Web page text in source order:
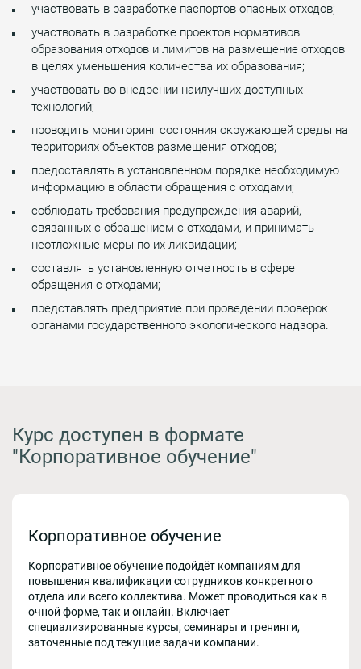
участвовать в разработке паспортов опасных отходов;
участвовать в разработке проектов нормативов
образования отходов и лимитов на размещение отходов
в целях уменьшения количества их образования;
участвовать во внедрении наилучших доступных
технологий;
проводить мониторинг состояния окружающей среды на
территориях объектов размещения отходов;
предоставлять в установленном порядке необходимую
информацию в области обращения с отходами;
соблюдать требования предупреждения аварий,
связанных с обращением с отходами, и принимать
неотложные меры по их ликвидации;
составлять установленную отчетность в сфере
обращения с отходами;
представлять предприятие при проведении проверок
органами государственного экологического надзора.
Курс доступен в формате
"Корпоративное обучение"
Корпоративное обучение
Корпоративное обучение подойдёт компаниям для
повышения квалификации сотрудников конкретного
отдела или всего коллектива. Может проводиться как в
очной форме, так и онлайн. Включает
специализированные курсы, семинары и тренинги,
заточенные под текущие задачи компании.